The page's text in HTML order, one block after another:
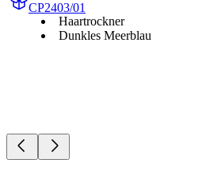
CP2403/01
Haartrockner
Dunkles Meerblau